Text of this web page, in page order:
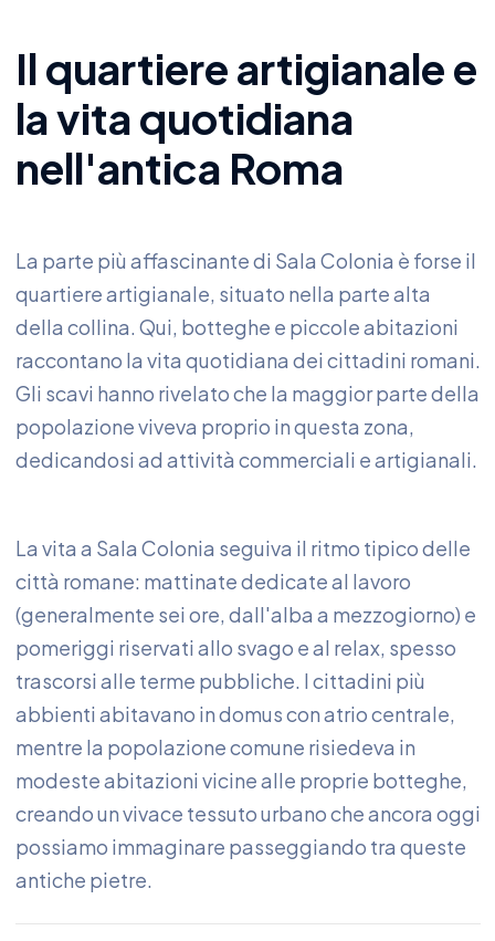
Il quartiere artigianale e
la vita quotidiana
nell'antica Roma
La parte più affascinante di Sala Colonia è forse il
quartiere artigianale, situato nella parte alta
della collina. Qui, botteghe e piccole abitazioni
raccontano la vita quotidiana dei cittadini romani.
Gli scavi hanno rivelato che la maggior parte della
popolazione viveva proprio in questa zona,
dedicandosi ad attività commerciali e artigianali.
La vita a Sala Colonia seguiva il ritmo tipico delle
città romane: mattinate dedicate al lavoro
(generalmente sei ore, dall'alba a mezzogiorno) e
pomeriggi riservati allo svago e al relax, spesso
trascorsi alle terme pubbliche. I cittadini più
abbienti abitavano in domus con atrio centrale,
mentre la popolazione comune risiedeva in
modeste abitazioni vicine alle proprie botteghe,
creando un vivace tessuto urbano che ancora oggi
possiamo immaginare passeggiando tra queste
antiche pietre.